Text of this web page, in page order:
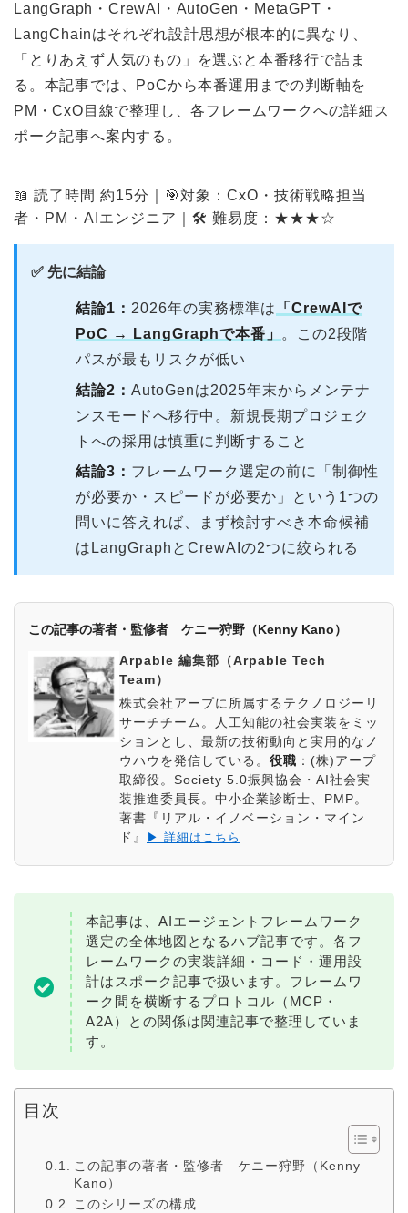
LangGraph・CrewAI・AutoGen・MetaGPT・
LangChainはそれぞれ設計思想が根本的に異なり、
「とりあえず人気のもの」を選ぶと本番移行で詰ま
る。本記事では、PoCから本番運用までの判断軸を
PM・CxO目線で整理し、各フレームワークへの詳細ス
ポーク記事へ案内する。
📖 読了時間 約15分｜🎯対象：CxO・技術戦略担当
者・PM・AIエンジニア｜🛠 難易度：★★★☆
✅ 先に結論
結論1： 2026年の実務標準は
「CrewAIで
PoC → LangGraphで本番」
。この2段階
パスが最もリスクが低い
結論2： AutoGenは2025年末からメンテナ
ンスモードへ移行中。新規長期プロジェク
トへの採用は慎重に判断すること
結論3： フレームワーク選定の前に「制御性
が必要か・スピードが必要か」という1つの
問いに答えれば、まず検討すべき本命候補
はLangGraphとCrewAIの2つに絞られる
この記事の著者・監修者 ケニー狩野（Kenny Kano）
Arpable 編集部（Arpable Tech
Team）
株式会社アープに所属するテクノロジーリ
サーチチーム。人工知能の社会実装をミッ
ションとし、最新の技術動向と実用的なノ
ウハウを発信している。 役職 ： (株)アープ
取締役。Society 5.0振興協会・AI社会実
装推進委員長。中小企業診断士、PMP。
著書『リアル・イノベーション・マイン
ド』
▶ 詳細はこちら
本記事は、AIエージェントフレームワーク
選定の全体地図となるハブ記事です。各フ
レームワークの実装詳細・コード・運用設
計はスポーク記事で扱います。フレームワ
ーク間を横断するプロトコル（MCP・
A2A）との関係は関連記事で整理していま
す。
目次
この記事の著者・監修者 ケニー狩野（Kenny
Kano）
このシリーズの構成